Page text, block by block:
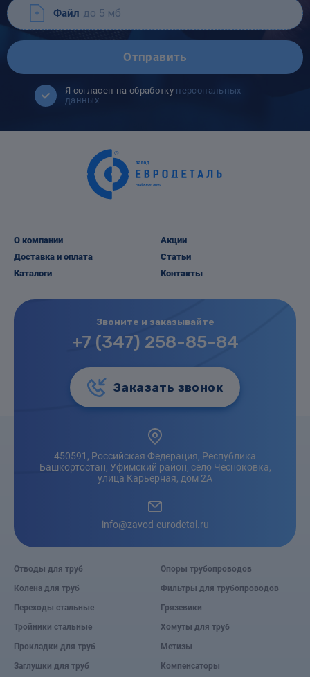
Файл до 5 мб
Отправить
Я согласен на обработку персональных
данных
О компании
Доставка и оплата
Каталоги
Акции
Статьи
Контакты
Звоните и заказывайте
+7 (347) 258-85-84
Заказать звонок
450591, Российская Федерация, Республика
Башкортостан, Уфимский район, село Чесноковка,
улица Карьерная, дом 2А
info@zavod-eurodetal.ru
Отводы для труб
Колена для труб
Переходы стальные
Тройники стальные
Прокладки для труб
Заглушки для труб
Опоры трубопроводов
Фильтры для трубопроводов
Грязевики
Хомуты для труб
Метизы
Компенсаторы